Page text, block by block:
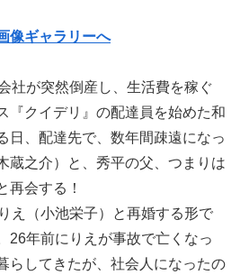
像ギャラリーへ
社が突然倒産し、生活費を稼ぐ
『クイデリ』の配達員を始めた和
日、配達先で、数年間疎遠になっ
蔵之介）と、秀平の父、つまりは
再会する！
え（小池栄子）と再婚する形で
26年前にりえが事故で亡くなっ
らしてきたが、社会人になったの